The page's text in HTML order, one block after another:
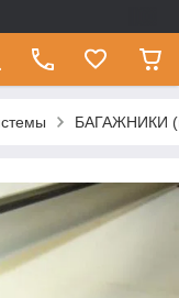
БАГАЖНИКИ